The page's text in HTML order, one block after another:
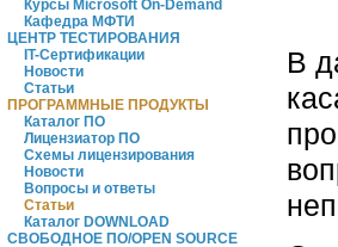
Курсы Microsoft On-Demand
Кафедра МФТИ
ЦЕНТР ТЕСТИРОВАНИЯ
IT-Сертификации
Новости
Статьи
ПРОГРАММНЫЕ ПРОДУКТЫ
Каталог ПО
Лицензиатор ПО
Схемы лицензирования
Новости
Вопросы и ответы
Статьи
Каталог DOWNLOAD
СВОБОДНОЕ ПО/OPEN SOURCE
В